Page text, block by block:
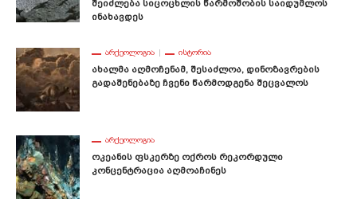
Შეიძლება Სიცოცხლის Წარმოშობის Საიდუმლოს
Ინახავდეს
ᲐᲠᲥᲔᲝᲚᲝᲒᲘᲐ ᲘᲡᲢᲝᲠᲘᲐ
Ახალმა Აღმოჩენამ, Შესაძლოა, Დინოზავრების
Გადაშენებაზე Ჩვენი Წარმოდგენა Შეცვალოს
ᲐᲠᲥᲔᲝᲚᲝᲒᲘᲐ
Ოკეანის Ფსკერზე Ოქროს Რეკორდული
Კონცენტრაცია Აღმოაჩინეს